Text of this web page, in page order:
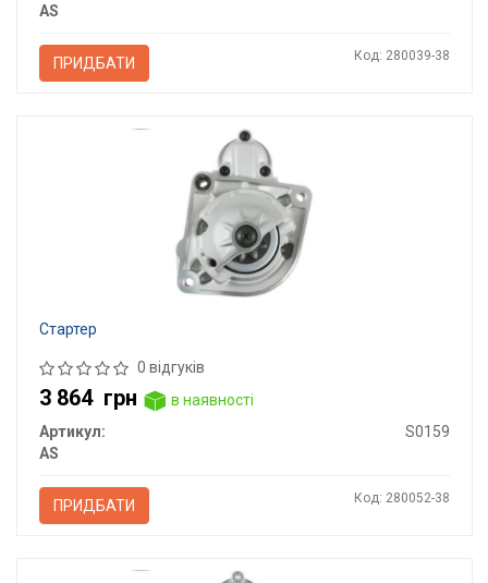
AS
ПРИДБАТИ Код: 280039-38
Стартер
0 відгуків
3 864 грн
в наявності
Артикул:
S0159
AS
ПРИДБАТИ Код: 280052-38